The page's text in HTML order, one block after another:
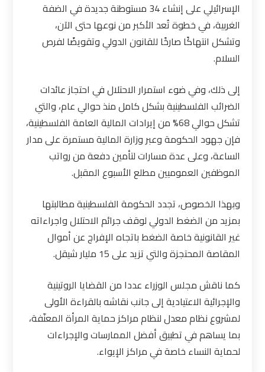
الإسرائيلي على إنشاء 34 مستوطنة جديدة في الضفة
الغربية، في خطوة تُعد الأكبر من نوعها حتى الآن،
وتشكل انتهاكًا صارخًا للقانون الدولي وتقويضًا لفرص
السلام.
إلى ذلك، وفي ضوء استمرار الاحتلال في احتجاز عائدات
الضرائب الفلسطينية بشكل كامل منذ حوالي عام، والتي
تشكل حوالي 68% من إيرادات المالية العامة الفلسطينية،
فإن جهود الحكومة وعبر وزارة المالية مستمرة على مدار
الساعة، وعلى عدة مسارات لتأمين دفعة من رواتب
الموظفين العموميين مطلع الأسبوع المقبل.
وبهذا الخصوص، تجدد الحكومة الفلسطينية مطالبتها
بمزيد من الضغط الدولي لوقف جرائم الاحتلال واجراءاته
غير القانونية خاصة الضغط باتجاه الإفراج عن أموال
المقاصة المحتجزة والتي تزيد على 15 مليار شيقل
.
كما ناقش مجلس الوزراء عددا من القضايا الروتينية
والإجرائية الاعتيادية إلى جانب نقاشه بالقراءة الأولى
لمشروع نظام معدل لنظام مراكز حماية المرأة المعنّفة،
بما يساهم في تطبيق أفضل الممارسات والإجراءات
لحماية النساء خاصة في مراكز الإيواء.